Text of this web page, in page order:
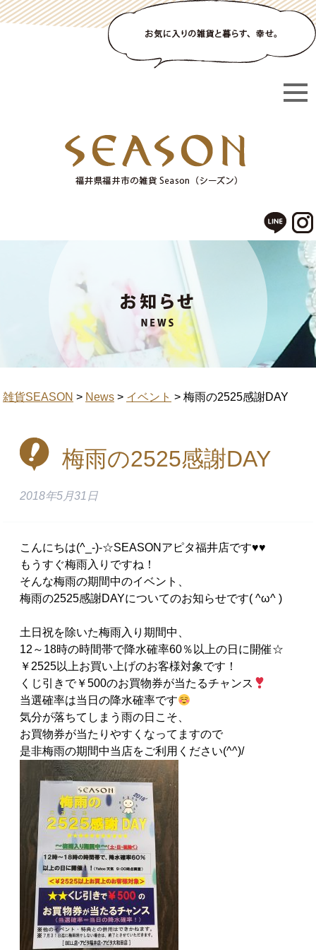
雑貨SEASON > News > イベント > 梅雨の2525感謝DAY
梅雨の2525感謝DAY
2018年5月31日
こんにちは(^_-)-☆SEASONアピタ福井店です♥♥
もうすぐ梅雨入りですね！
そんな梅雨の期間中のイベント、
梅雨の2525感謝DAYについてのお知らせです( ^ω^ )
土日祝を除いた梅雨入り期間中、
12～18時の時間帯で降水確率60％以上の日に開催☆
￥2525以上お買い上げのお客様対象です！
くじ引きで￥500のお買物券が当たるチャンス
当選確率は当日の降水確率です
気分が落ちてしまう雨の日こそ、
お買物券が当たりやすくなってますので
是非梅雨の期間中当店をご利用ください(^^)/